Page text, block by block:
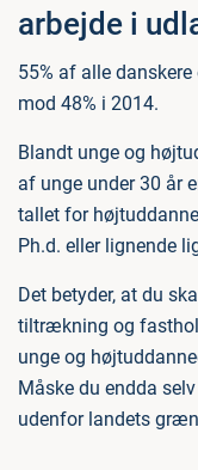
arbejde i
55% af alle
mod 48% i 2014.
Blandt unge og
af unge under 30 år
tallet for
Ph.d. eller lignende
Det betyder, at du
tiltrækning og
unge og
Måske du endda
udenfor landets